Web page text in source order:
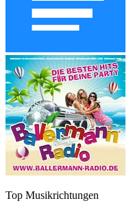
Top Musikrichtungen